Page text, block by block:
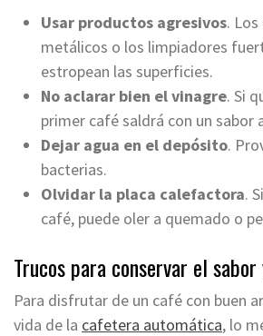
Usar productos agresivos.
metálicos o los limpiadores
estropean las superficies.
No aclarar bien el vinagre. Si
primer café saldrá con un sabor
Dejar agua en el depósito.
bacterias.
Olvidar la placa calefactora.
café, puede oler a quemado o
Trucos para conservar el
Para disfrutar de un café con buen
vida de la cafetera automática, lo